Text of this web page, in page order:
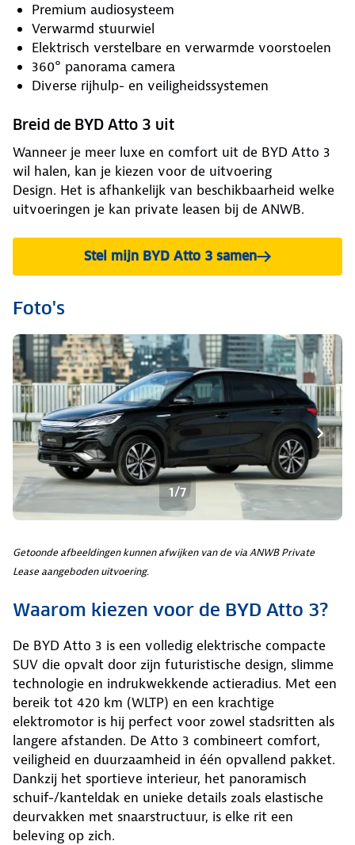
Premium audiosysteem
Verwarmd stuurwiel
Elektrisch verstelbare en verwarmde voorstoelen
360° panorama camera
Diverse rijhulp- en veiligheidssystemen
Breid de BYD Atto 3 uit
Wanneer je meer luxe en comfort uit de BYD Atto 3
wil halen, kan je kiezen voor de uitvoering
Design. Het is afhankelijk van beschikbaarheid welke
uitvoeringen je kan private leasen bij de ANWB.
Stel mijn BYD Atto 3 samen
Foto's
1/7
Getoonde afbeeldingen kunnen afwijken van de via ANWB Private
Lease aangeboden uitvoering.
Waarom kiezen voor de BYD Atto 3?
De BYD Atto 3 is een volledig elektrische compacte
SUV die opvalt door zijn futuristische design, slimme
technologie en indrukwekkende actieradius. Met een
bereik tot 420 km (WLTP) en een krachtige
elektromotor is hij perfect voor zowel stadsritten als
langere afstanden. De Atto 3 combineert comfort,
veiligheid en duurzaamheid in één opvallend pakket.
Dankzij het sportieve interieur, het panoramisch
schuif-/kanteldak en unieke details zoals elastische
deurvakken met snaarstructuur, is elke rit een
beleving op zich.